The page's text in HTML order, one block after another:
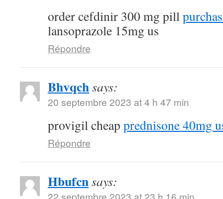
order cefdinir 300 mg pill
lansoprazole 15mg us
Répondre
Bhvqchsays:
20 septembre 2023 at 4 h 47 min
provigil cheap prednisone 40mg
Répondre
Hbufcnsays:
22 septembre 2023 at 23 h 16 min